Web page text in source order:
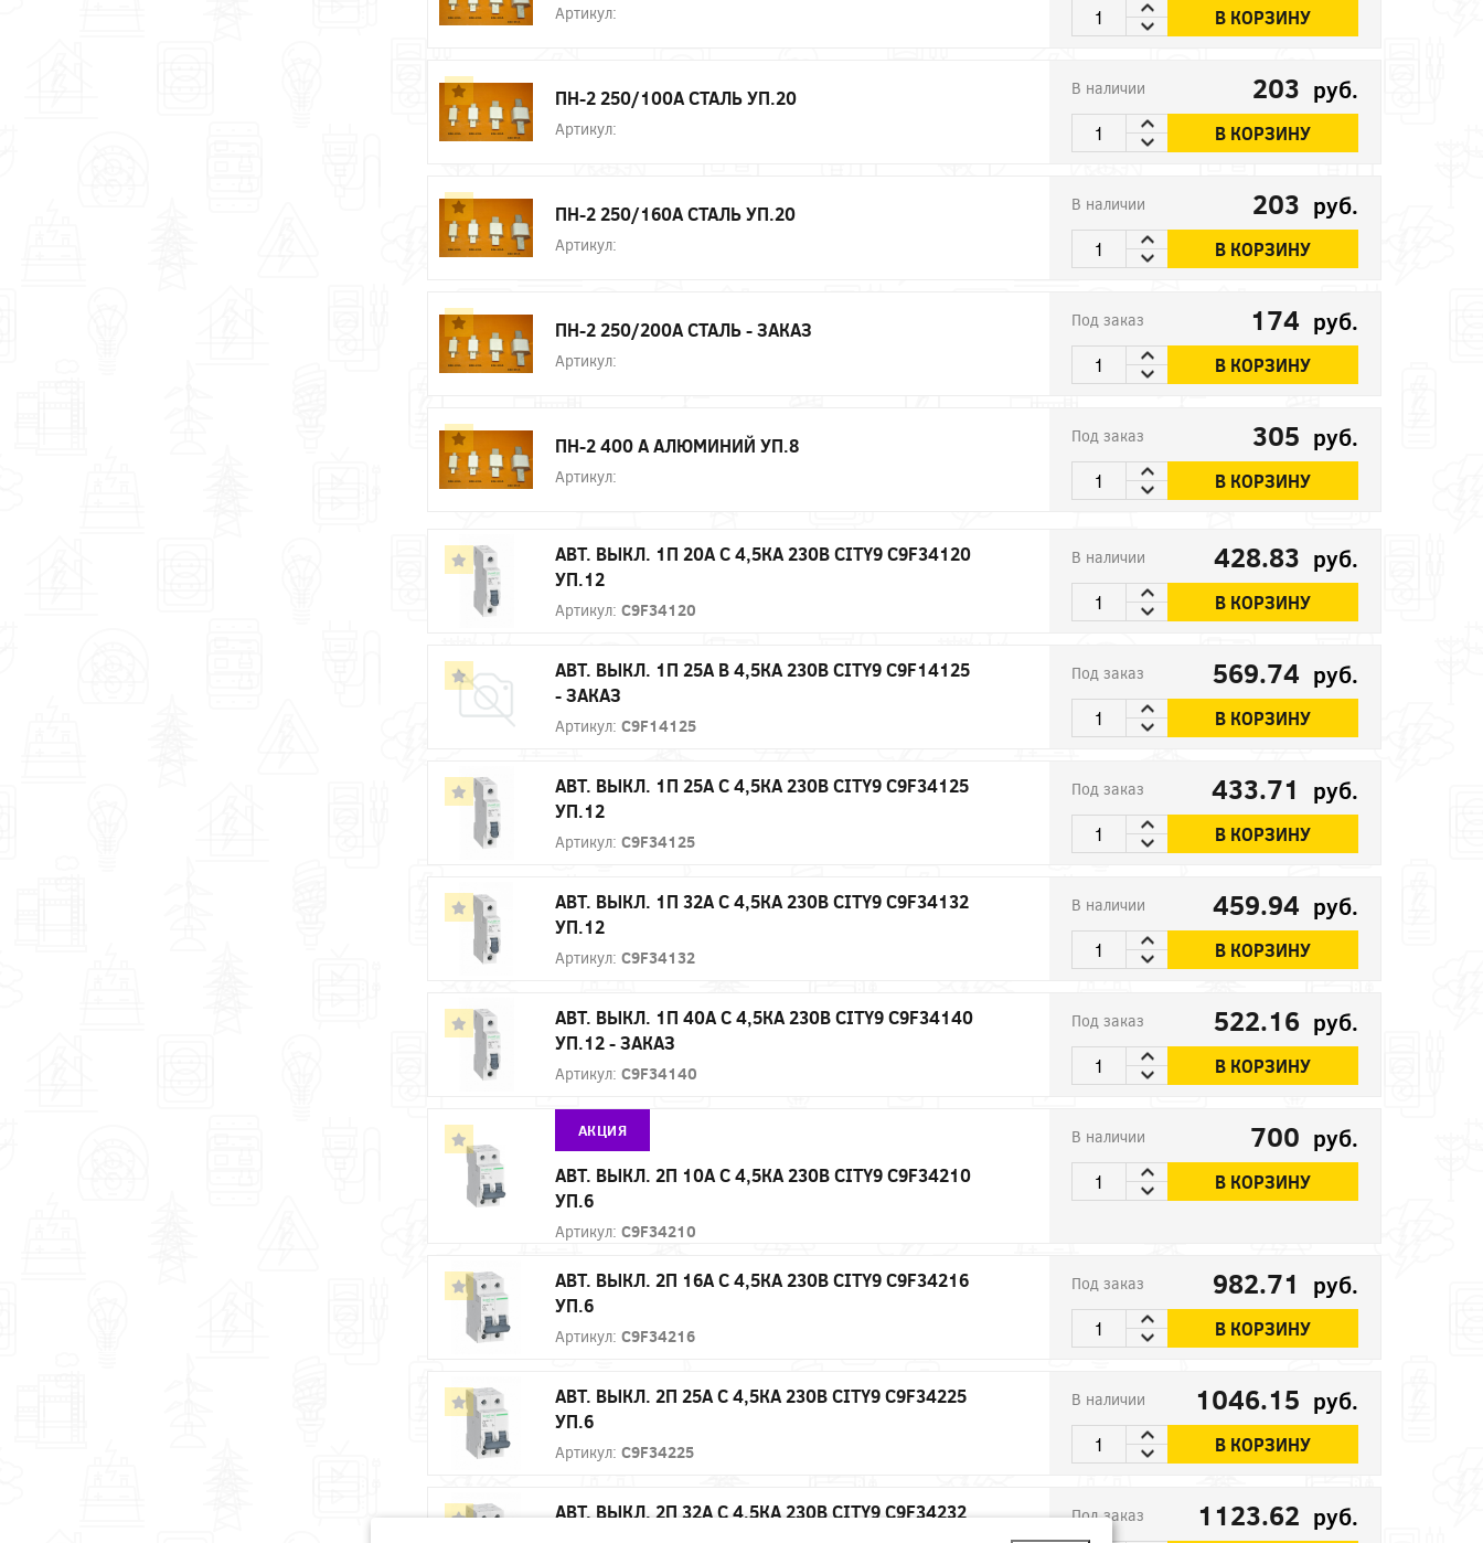
Артикул: В КОРЗИНУ
ПН-2 250/100А СТАЛЬ УП.20
Артикул:
В наличии 203 руб.
В КОРЗИНУ
ПН-2 250/160А СТАЛЬ УП.20
Артикул:
В наличии 203 руб.
В КОРЗИНУ
ПН-2 250/200А СТАЛЬ - ЗАКАЗ
Артикул:
Под заказ 174 руб.
В КОРЗИНУ
ПН-2 400 А АЛЮМИНИЙ УП.8
Артикул:
Под заказ 305 руб.
В КОРЗИНУ
АВТ. ВЫКЛ. 1П 20А С 4,5КА 230В CITY9 C9F34120
УП.12
Артикул: C9F34120
В наличии 428.83 руб.
В КОРЗИНУ
АВТ. ВЫКЛ. 1П 25А B 4,5КА 230В CITY9 C9F14125
- ЗАКАЗ
Артикул: C9F14125
Под заказ 569.74 руб.
В КОРЗИНУ
АВТ. ВЫКЛ. 1П 25А С 4,5КА 230В CITY9 C9F34125
УП.12
Артикул: C9F34125
Под заказ 433.71 руб.
В КОРЗИНУ
АВТ. ВЫКЛ. 1П 32А С 4,5КА 230В CITY9 C9F34132
УП.12
Артикул: C9F34132
В наличии 459.94 руб.
В КОРЗИНУ
АВТ. ВЫКЛ. 1П 40А С 4,5КА 230В CITY9 C9F34140
УП.12 - ЗАКАЗ
Артикул: C9F34140
Под заказ 522.16 руб.
В КОРЗИНУ
АКЦИЯ
АВТ. ВЫКЛ. 2П 10А С 4,5КА 230В CITY9 C9F34210
УП.6
Артикул: C9F34210
В наличии 700 руб.
В КОРЗИНУ
АВТ. ВЫКЛ. 2П 16А С 4,5КА 230В CITY9 C9F34216
УП.6
Артикул: C9F34216
Под заказ 982.71 руб.
В КОРЗИНУ
АВТ. ВЫКЛ. 2П 25А С 4,5КА 230В CITY9 C9F34225
УП.6
Артикул: C9F34225
В наличии 1046.15 руб.
В КОРЗИНУ
АВТ. ВЫКЛ. 2П 32А С 4,5КА 230В CITY9 C9F34232
Под заказ 1123.62 руб.